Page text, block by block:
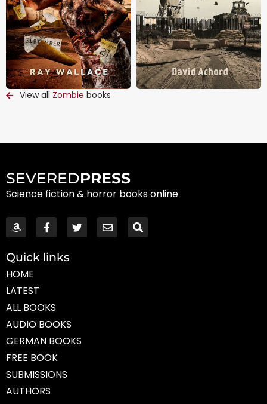
View all Zombie books
SEVEREDPRESS
Science fiction & horror books online
Quick links
HOME
LATEST
ALL BOOKS
AUDIO BOOKS
GERMAN BOOKS
FREE BOOK
SUBMISSIONS
AUTHORS